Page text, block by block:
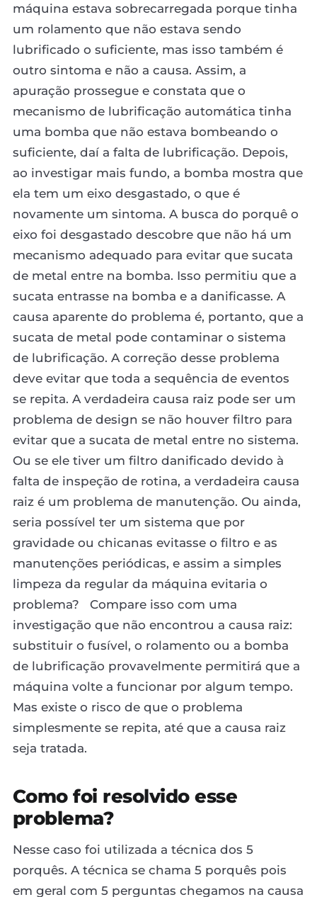
máquina estava sobrecarregada porque tinha
um rolamento que não estava sendo
lubrificado o suficiente, mas isso também é
outro sintoma e não a causa. Assim, a
apuração prossegue e constata que o
mecanismo de lubrificação automática tinha
uma bomba que não estava bombeando o
suficiente, daí a falta de lubrificação. Depois,
ao investigar mais fundo, a bomba mostra que
ela tem um eixo desgastado, o que é
novamente um sintoma. A busca do porquê o
eixo foi desgastado descobre que não há um
mecanismo adequado para evitar que sucata
de metal entre na bomba. Isso permitiu que a
sucata entrasse na bomba e a danificasse. A
causa aparente do problema é, portanto, que a
sucata de metal pode contaminar o sistema
de lubrificação. A correção desse problema
deve evitar que toda a sequência de eventos
se repita. A verdadeira causa raiz pode ser um
problema de design se não houver filtro para
evitar que a sucata de metal entre no sistema.
Ou se ele tiver um filtro danificado devido à
falta de inspeção de rotina, a verdadeira causa
raiz é um problema de manutenção. Ou ainda,
seria possível ter um sistema que por
gravidade ou chicanas evitasse o filtro e as
manutenções periódicas, e assim a simples
limpeza da regular da máquina evitaria o
problema? Compare isso com uma
investigação que não encontrou a causa raiz:
substituir o fusível, o rolamento ou a bomba
de lubrificação provavelmente permitirá que a
máquina volte a funcionar por algum tempo.
Mas existe o risco de que o problema
simplesmente se repita, até que a causa raiz
seja tratada.
Como foi resolvido esse
problema?
Nesse caso foi utilizada a técnica dos 5
porquês. A técnica se chama 5 porquês pois
em geral com 5 perguntas chegamos na causa